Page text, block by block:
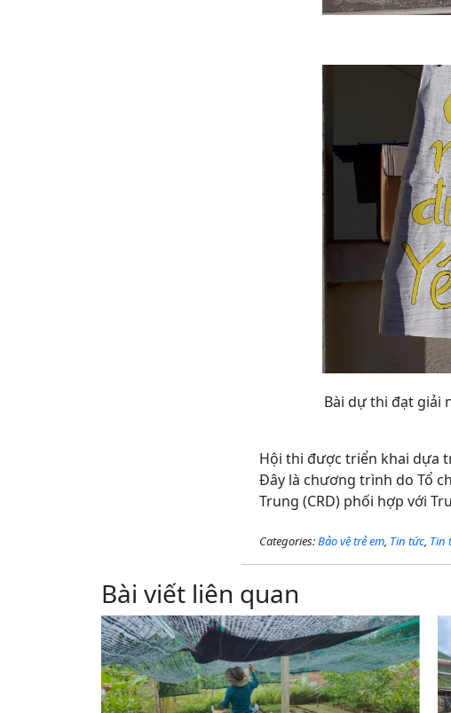
Bài dự thi đạt giải
Hội thi được triển khai dựa
Đây là chương trình do Tổ
Trung (CRD) phối hợp với
Categories:Bảo vệ trẻ em, Tin tức, Tin
Bài viết liên quan